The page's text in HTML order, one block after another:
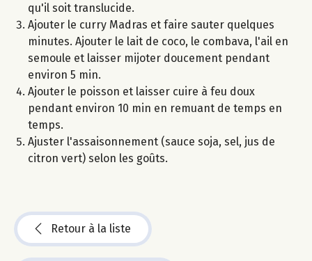
qu'il soit translucide.
Ajouter le curry Madras et faire sauter quelques
minutes. Ajouter le lait de coco, le combava, l'ail en
semoule et laisser mijoter doucement pendant
environ 5 min.
Ajouter le poisson et laisser cuire à feu doux
pendant environ 10 min en remuant de temps en
temps.
Ajuster l'assaisonnement (sauce soja, sel, jus de
citron vert) selon les goûts.
Retour à la liste